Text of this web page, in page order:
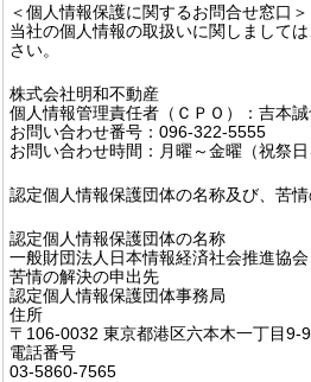
＜個人情報保護に関するお問合せ窓口＞
当社の個人情報の取扱いに関しまして
さい。
株式会社明和不動産
個人情報管理責任者（ＣＰＯ）：吉本
お問い合わせ番号：096-322-5555
お問い合わせ時間：月曜～金曜（祝祭
認定個人情報保護団体の名称及び、苦
認定個人情報保護団体の名称
一般財団法人日本情報経済社会推進協会
苦情の解決の申出先
認定個人情報保護団体事務局
住所
〒106-0032 東京都港区六本木一丁目9-
電話番号
03-5860-7565